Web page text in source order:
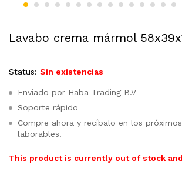
Lavabo crema mármol
Status: Sin existencias
Enviado por Haba Trading B.V
Soporte rápido
Compre ahora y recíbalo en los
laborables.
This product is currently out of stock